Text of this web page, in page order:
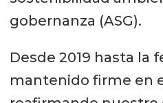
gobernanza (ASG).
Desde 2019 hasta la
mantenido firme en